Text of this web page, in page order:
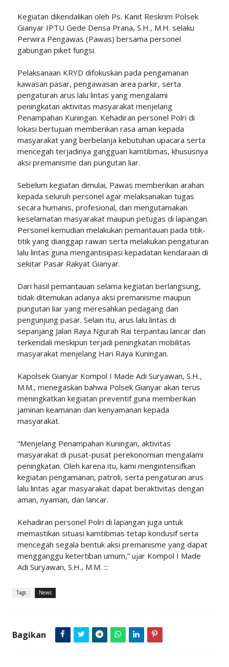
Kegiatan dikendalikan oleh Ps. Kanit Reskrim Polsek
Gianyar IPTU Gede Densa Prana, S.H., M.H. selaku
Perwira Pengawas (Pawas) bersama personel
gabungan piket fungsi.
Pelaksanaan KRYD difokuskan pada pengamanan
kawasan pasar, pengawasan area parkir, serta
pengaturan arus lalu lintas yang mengalami
peningkatan aktivitas masyarakat menjelang
Penampahan Kuningan. Kehadiran personel Polri di
lokasi bertujuan memberikan rasa aman kepada
masyarakat yang berbelanja kebutuhan upacara serta
mencegah terjadinya gangguan kamtibmas, khususnya
aksi premanisme dan pungutan liar.
Sebelum kegiatan dimulai, Pawas memberikan arahan
kepada seluruh personel agar melaksanakan tugas
secara humanis, profesional, dan mengutamakan
keselamatan masyarakat maupun petugas di lapangan.
Personel kemudian melakukan pemantauan pada titik-
titik yang dianggap rawan serta melakukan pengaturan
lalu lintas guna mengantisipasi kepadatan kendaraan di
sekitar Pasar Rakyat Gianyar.
Dari hasil pemantauan selama kegiatan berlangsung,
tidak ditemukan adanya aksi premanisme maupun
pungutan liar yang meresahkan pedagang dan
pengunjung pasar. Selain itu, arus lalu lintas di
sepanjang Jalan Raya Ngurah Rai terpantau lancar dan
terkendali meskipun terjadi peningkatan mobilitas
masyarakat menjelang Hari Raya Kuningan.
Kapolsek Gianyar Kompol I Made Adi Suryawan, S.H.,
M.M., menegaskan bahwa Polsek Gianyar akan terus
meningkatkan kegiatan preventif guna memberikan
jaminan keamanan dan kenyamanan kepada
masyarakat.
“Menjelang Penampahan Kuningan, aktivitas
masyarakat di pusat-pusat perekonomian mengalami
peningkatan. Oleh karena itu, kami mengintensifkan
kegiatan pengamanan, patroli, serta pengaturan arus
lalu lintas agar masyarakat dapat beraktivitas dengan
aman, nyaman, dan lancar.
Kehadiran personel Polri di lapangan juga untuk
memastikan situasi kamtibmas tetap kondusif serta
mencegah segala bentuk aksi premanisme yang dapat
mengganggu ketertiban umum,” ujar Kompol I Made
Adi Suryawan, S.H., M.M. :::
Tags : News
Bagikan